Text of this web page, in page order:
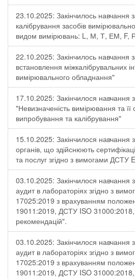
23.10.2025: Закінчилось навчання
калібрування засобів
видом вимірювань: L, М, Т, ЕМ, F,
22.10.2025: Закінчилось навчання
встановлення міжкалібрувальних
вимірювального обладнання"
17.10.2025: Закінчилося навчання
"Невизначеність вимірювання та
випробування та калібрування"
15.10.2025: Закінчилося навчання
органів, що здійснюють
та послуг згідно з вимогами ДСТУ
03.10.2025: Закінчилося навчання
аудит в лабораторіях згідно з
17025:2019 з врахуванням
19011:2019, ДСТУ ISO
рекомендацій".
03.10.2025: Закінчилося навчання
аудит в лабораторіях згідно з
17025:2019 з врахуванням
19011:2019, ДСТУ ISO